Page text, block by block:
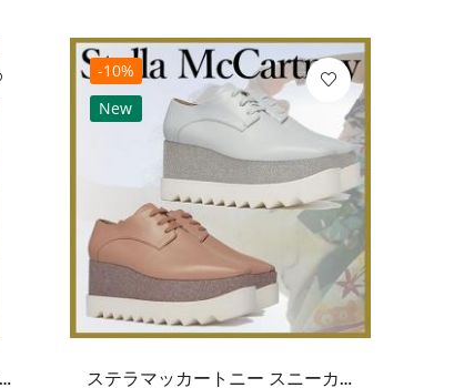
ワンポイントチャーム付き SAINT LAURENT サンローラン コピー バッグ シンプルラグ...
-10%
New
ステラマッカートニー スニーカー 偽物エリスグリッタープラットフォーム810038KP02717...